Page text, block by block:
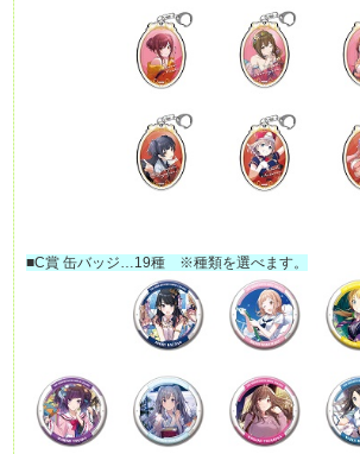
■C賞 缶バッジ…19種 ※種類を選べます。